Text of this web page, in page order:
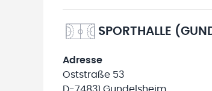
SPORTHALLE
Adresse
Oststraße 53